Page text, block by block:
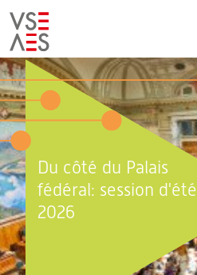
Aller
au
contenu
principal
Du côté du Palais
fédéral: session d'été
2026